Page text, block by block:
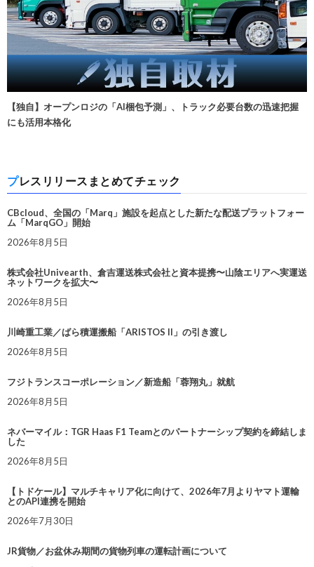
【独自】オープンロジの「AI梱包予測」、トラック必要台数の迅速把握
にも活用本格化
プレスリリースまとめてチェック
CBcloud、全国の「Marq」施設を起点とした新たな配送プラットフォー
ム「MarqGO」開始
2026年8月5日
株式会社Univearth、倉吉運送株式会社と資本提携〜山陰エリアへ実運送
ネットワークを拡大〜
2026年8月5日
川崎重工業／ばら積運搬船「ARISTOS II」の引き渡し
2026年8月5日
フジトランスコーポレーション／新造船「蓉翔丸」就航
2026年8月5日
ネバーマイル：TGR Haas F1 Teamとのパートナーシップ契約を締結しま
した
2026年8月5日
【トドケール】マルチキャリア化に向けて、2026年7月よりヤマト運輸
とのAPI連携を開始
2026年7月30日
JR貨物／お盆休み期間の貨物列車の運転計画について